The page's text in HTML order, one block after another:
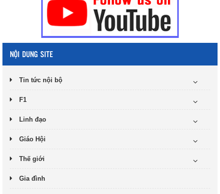
NỘI DUNG SITE
Tin tức nội bộ
F1
Linh đạo
Giáo Hội
Thế giới
Gia đình